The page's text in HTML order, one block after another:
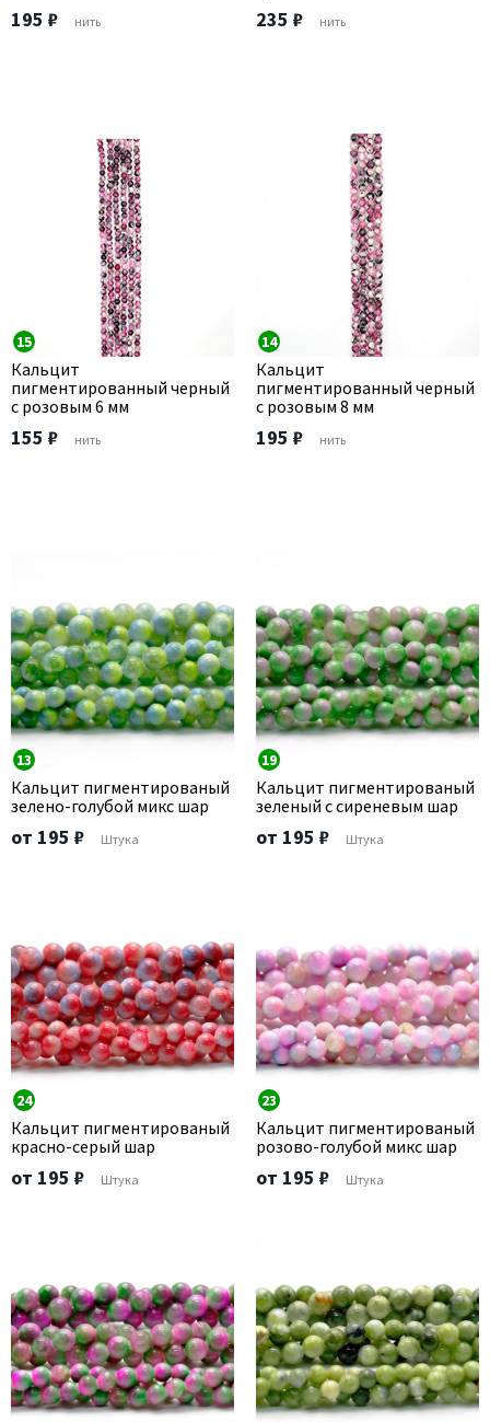
195 ₽ нить 235 ₽ нить
15
Кальцит
пигментированный черный
с розовым 6 мм
155 ₽ нить
14
Кальцит
пигментированный черный
с розовым 8 мм
195 ₽ нить
13
Кальцит пигментированый
зелено-голубой микс шар
от 195 ₽ Штука
19
Кальцит пигментированый
зеленый с сиреневым шар
от 195 ₽ Штука
24
Кальцит пигментированый
красно-серый шар
от 195 ₽ Штука
23
Кальцит пигментированый
розово-голубой микс шар
от 195 ₽ Штука